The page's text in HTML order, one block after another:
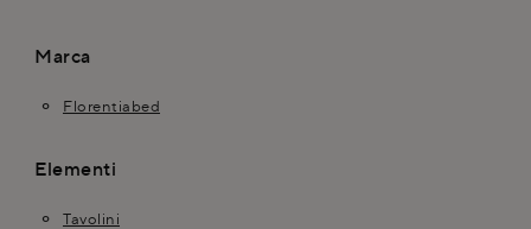
Marca
Florentiabed
Elementi
Tavolini